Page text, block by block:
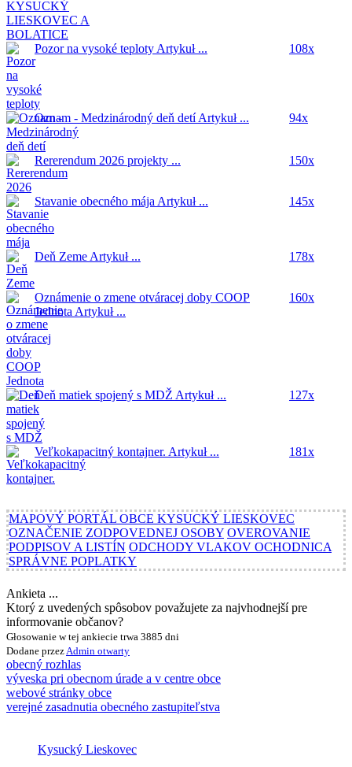
Pozor na vysoké teploty Artykuł ... 108x
Oznam - Medzinárodný deň detíArtykuł ... 94x
Rererendum 2026 projekty ... 150x
Stavanie obecného mája Artykuł ... 145x
Deň Zeme Artykuł ... 178x
Oznámenie o zmene otváracej doby COOP
Jednota Artykuł ...
160x
Deň matiek spojený s MDŽ Artykuł ... 127x
Veľkokapacitný kontajner. Artykuł ... 181x
MAPOVÝ PORTÁL OBCE KYSUCKÝ LIESKOVEC
OZNAČENIE ZODPOVEDNEJ OSOBY OVEROVANIE
PODPISOV A LISTÍN ODCHODY VLAKOV OCHODNICA
SPRÁVNE POPLATKY
Ankieta ...
Ktorý z uvedených spôsobov považujete za najvhodnejší pre
informovanie občanov?
Głosowanie w tej ankiecie trwa 3885 dni
Dodane przezAdmin otwarty
obecný rozhlas
výveska pri obecnom úrade a v centre obce
webové stránky obce
verejné zasadnutia obecného zastupiteľstva
Kysucký Lieskovec